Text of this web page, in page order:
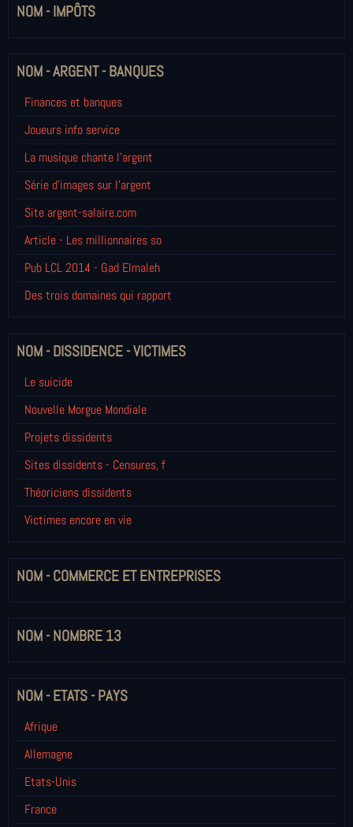
NOM - IMPÔTS
NOM - ARGENT - BANQUES
Finances et banques
Joueurs info service
La musique chante l'argent
Série d'images sur l'argent
Site argent-salaire.com
Article - Les millionnaires so
Pub LCL 2014 - Gad Elmaleh
Des trois domaines qui rapport
NOM - DISSIDENCE - VICTIMES
Le suicide
Nouvelle Morgue Mondiale
Projets dissidents
Sites dissidents - Censures, f
Théoriciens dissidents
Victimes encore en vie
NOM - COMMERCE ET ENTREPRISES
NOM - NOMBRE 13
NOM - ETATS - PAYS
Afrique
Allemagne
Etats-Unis
France